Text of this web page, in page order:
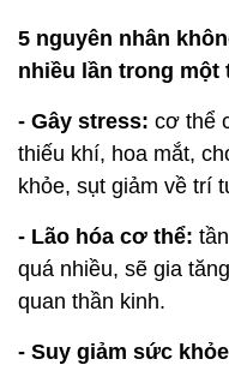
Amy Muise, một
cứu vấn đề này cho
mơ không phụ thuộc
chia, tin tưởng nhau
tạo nên mối quan hệ
Khi nghiên cứu
lên tiếng ủng hộ kết
hết thời gian, sức lực
khiến cơ thể mệt